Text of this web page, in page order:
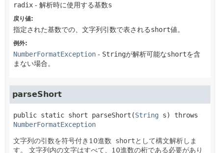
radix - 解析時に使用する基数s
戻り値:
指定された基数での、文字列引数で表されるshort値。
例外:
NumberFormatException - Stringが解析可能なshortを含
まない場合。
parseShort
public static short parseShort (String s)
throws
NumberFormatException
文字列の引数を符号付き10進数 shortとして構文解析しま
す。
文字列内の文字はすべて、10進数の桁である必要があり